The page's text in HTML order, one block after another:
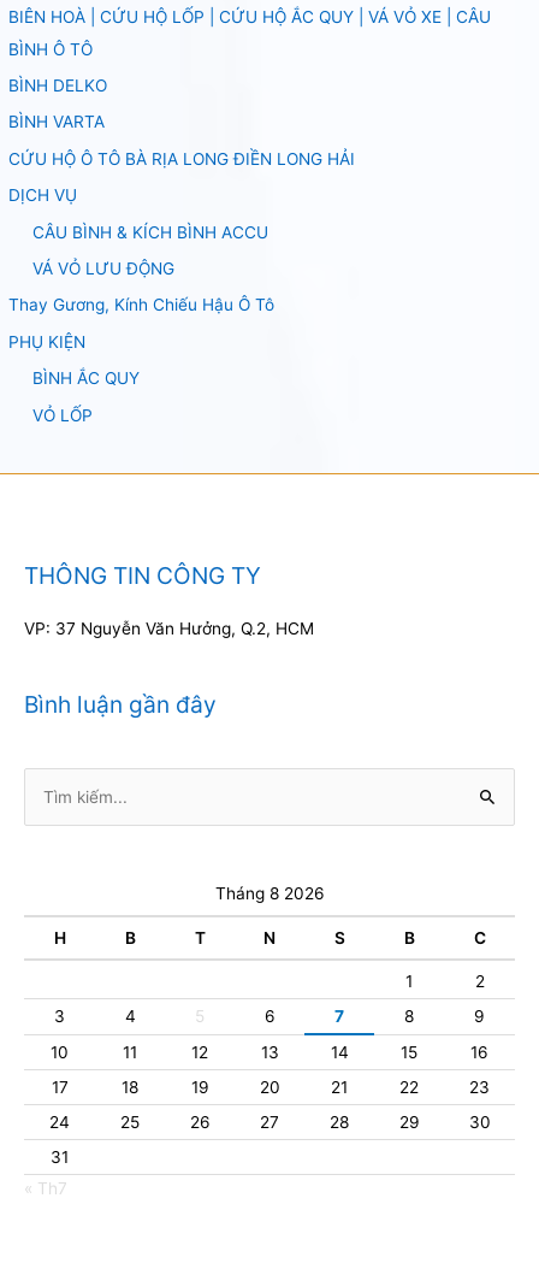
BIÊN HOÀ | CỨU HỘ LỐP | CỨU HỘ ẮC QUY | VÁ VỎ XE | CÂU
BÌNH Ô TÔ
BÌNH DELKO
BÌNH VARTA
CỨU HỘ Ô TÔ BÀ RỊA LONG ĐIỀN LONG HẢI
DỊCH VỤ
CÂU BÌNH & KÍCH BÌNH ACCU
VÁ VỎ LƯU ĐỘNG
Thay Gương, Kính Chiếu Hậu Ô Tô
PHỤ KIỆN
BÌNH ẮC QUY
VỎ LỐP
THÔNG TIN CÔNG TY
VP: 37 Nguyễn Văn Hưởng, Q.2, HCM
Bình luận gần đây
kiếm:
Tháng 8 2026
H B T N S B C
1
2
3
4 5 6 7 8
9
10
11 12 13 14 15
16
17
18 19 20 21 22
23
24
25 26 27 28 29
30
31
« Th7